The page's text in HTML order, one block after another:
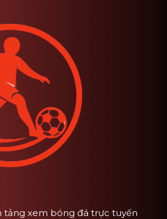
tảng xem bóng đá trực tuyến